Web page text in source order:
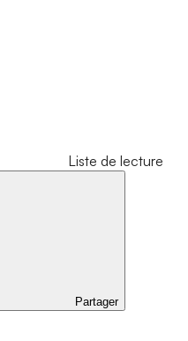
Liste de lecture
Partager